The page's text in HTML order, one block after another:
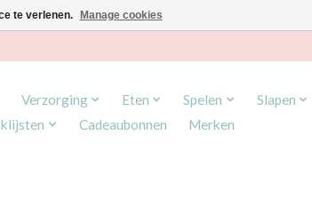
Verzorging Eten Spelen
Slapen
Cadeaubonnen Merken
te verlenen. Manage cookies